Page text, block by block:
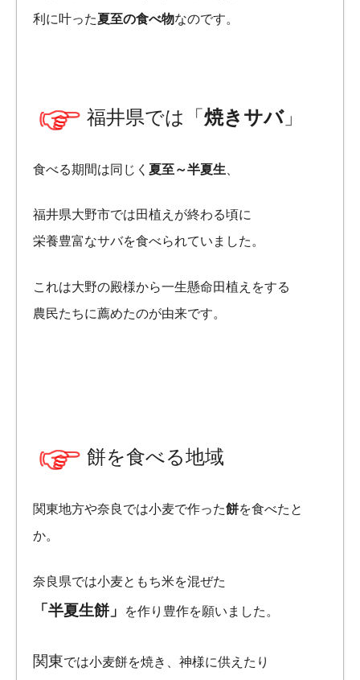
利に叶った夏至の食べ物なのです。
福井県では「焼きサバ」
食べる期間は同じく 夏至～半夏生
福井県大野市では田植えが終わる頃に
栄養豊富なサバを食べられていました。
これは大野の殿様から一生懸命田植えをする
農民たちに薦めたのが由来です。
餅を食べる地域
関東地方や奈良では小麦で作った餅を食べたと
か。
奈良県では小麦ともち米を混ぜた
「半夏生餅」 を作り豊作を願いました。
関東では小麦餅を焼き、神様に供えたり